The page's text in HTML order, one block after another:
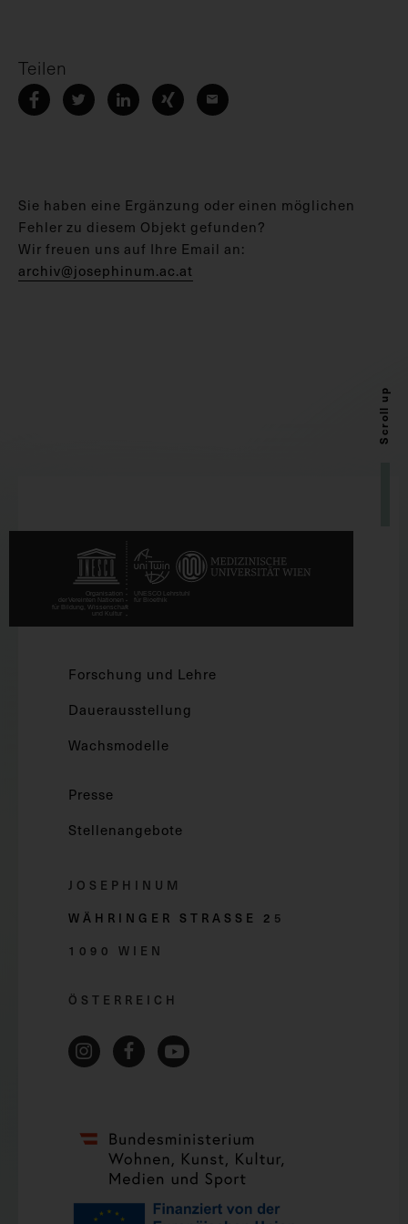
Teilen
Sie haben eine Ergänzung oder einen möglichen
Fehler zu diesem Objekt gefunden?
Wir freuen uns auf Ihre Email an:
archiv@josephinum.ac.at
Scroll up
Forschung und Lehre
Dauerausstellung
Wachsmodelle
Presse
Stellenangebote
JOSEPHINUM
WÄHRINGER STRASSE 2 5
1090 WIEN
ÖSTERREICH